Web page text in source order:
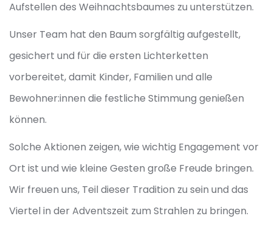
Aufstellen des Weihnachtsbaumes zu unterstützen.
Unser Team hat den Baum sorgfältig aufgestellt,
gesichert und für die ersten Lichterketten
vorbereitet, damit Kinder, Familien und alle
Bewohner:innen die festliche Stimmung genießen
können.
Solche Aktionen zeigen, wie wichtig Engagement vor
Ort ist und wie kleine Gesten große Freude bringen.
Wir freuen uns, Teil dieser Tradition zu sein und das
Viertel in der Adventszeit zum Strahlen zu bringen.